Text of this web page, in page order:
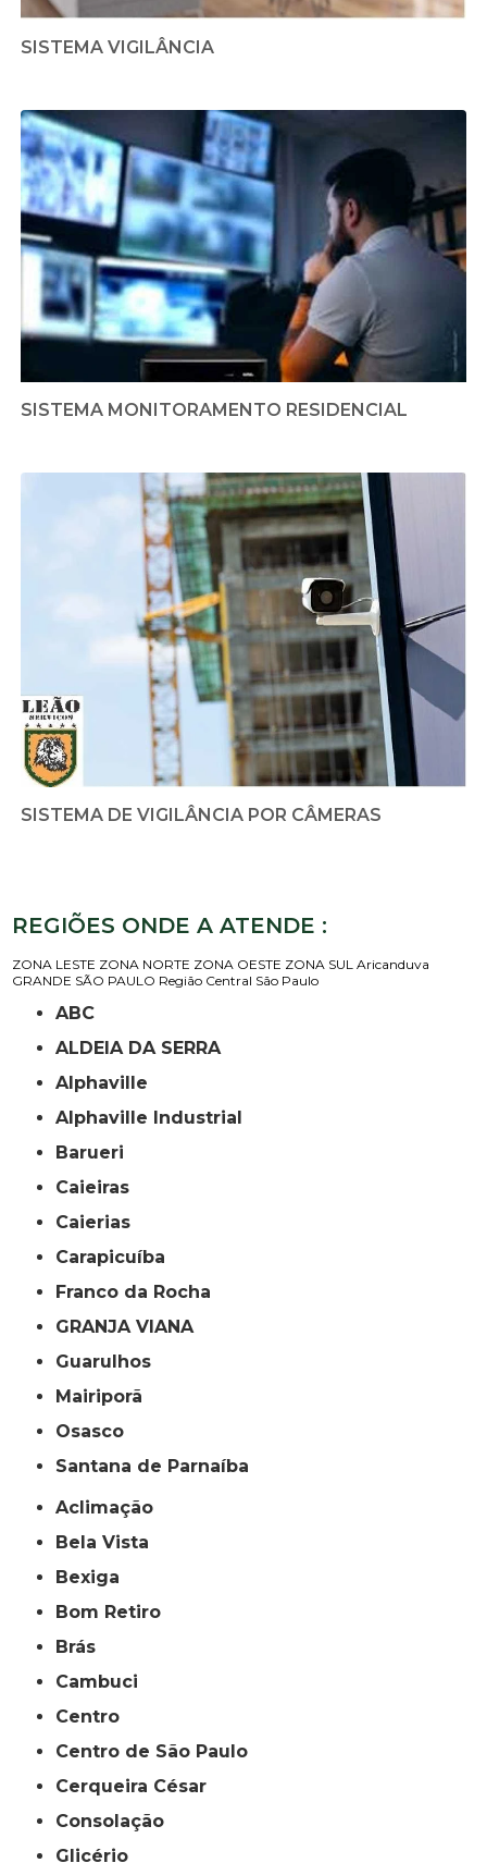
SISTEMA VIGILÂNCIA
SISTEMA MONITORAMENTO RESIDENCIAL
SISTEMA DE VIGILÂNCIA POR CÂMERAS
REGIÕES ONDE A ATENDE :
ZONA LESTE ZONA NORTE ZONA OESTE ZONA SUL Aricanduva
GRANDE SÃO PAULO Região Central São Paulo
ABC
ALDEIA DA SERRA
Alphaville
Alphaville Industrial
Barueri
Caieiras
Caierias
Carapicuíba
Franco da Rocha
GRANJA VIANA
Guarulhos
Mairiporã
Osasco
Santana de Parnaíba
Aclimação
Bela Vista
Bexiga
Bom Retiro
Brás
Cambuci
Centro
Centro de São Paulo
Cerqueira César
Consolação
Glicério